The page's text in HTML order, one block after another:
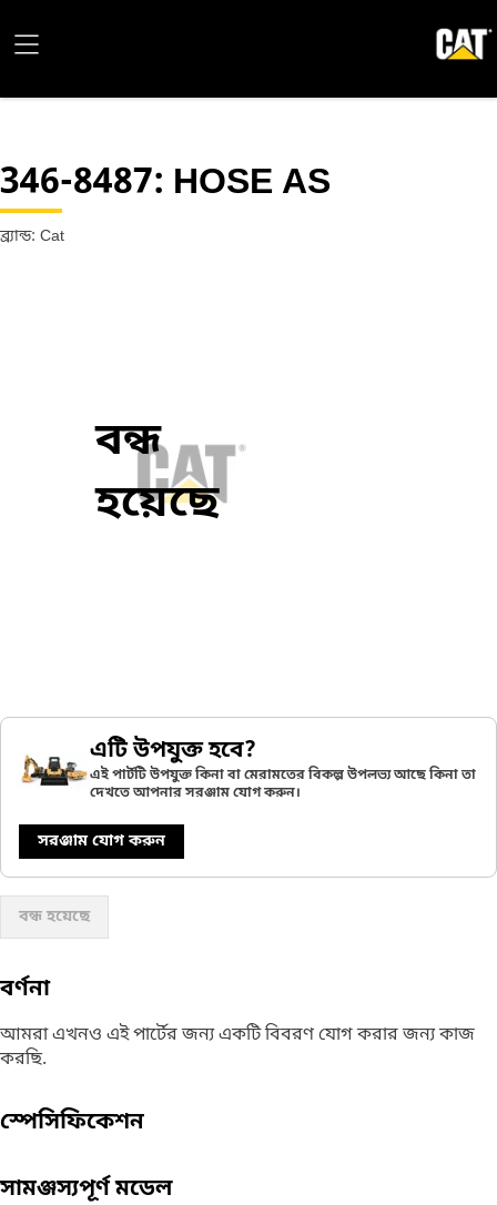
346-8487: HOSE AS
ব্র্যান্ড: Cat
বন্ধ
হয়েছে
এটি উপযুক্ত হবে?
এই পার্টটি উপযুক্ত কিনা বা মেরামতের বিকল্প উপলভ্য আছে কিনা তা
দেখতে আপনার সরঞ্জাম যোগ করুন।
সরঞ্জাম যোগ করুন
বন্ধ হয়েছে
বর্ণনা
আমরা এখনও এই পার্টের জন্য একটি বিবরণ যোগ করার জন্য কাজ
করছি.
স্পেসিফিকেশন
সামঞ্জস্যপূর্ণ মডেল